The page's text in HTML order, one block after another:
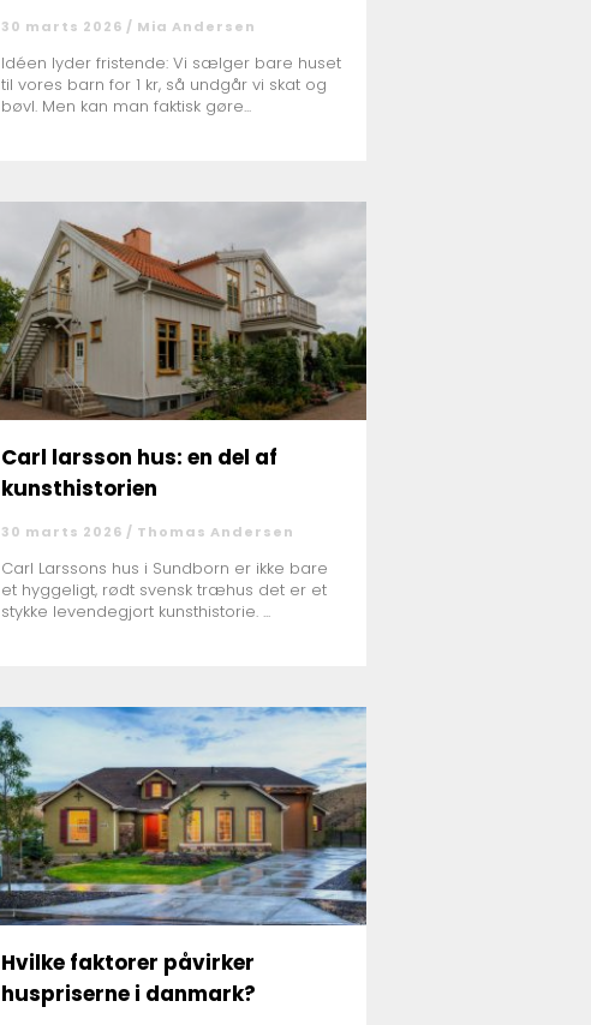
30 marts 2026 / Mia Andersen
Idéen lyder fristende: Vi sælger bare huset
til vores barn for 1 kr, så undgår vi skat og
bøvl. Men kan man faktisk gøre...
Carl larsson hus: en del af
kunsthistorien
30 marts 2026 / Thomas Andersen
Carl Larssons hus i Sundborn er ikke bare
et hyggeligt, rødt svensk træhus det er et
stykke levendegjort kunsthistorie. ...
Hvilke faktorer påvirker
huspriserne i danmark?